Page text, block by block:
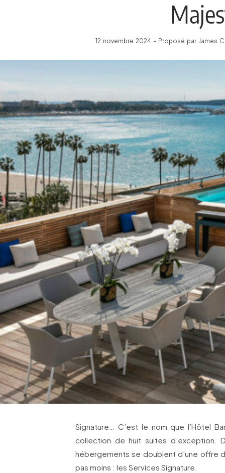
12 novembre 2024 - Proposé par James
Signature… C’est le nom que l’Hôtel
collection de huit suites d’exception.
hébergements se doublent d’une offre
pas moins : les Services Signature.